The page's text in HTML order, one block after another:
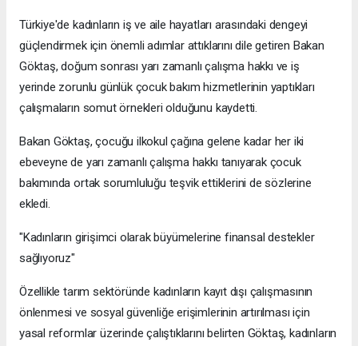
Türkiye'de kadınların iş ve aile hayatları arasındaki dengeyi
güçlendirmek için önemli adımlar attıklarını dile getiren Bakan
Göktaş, doğum sonrası yarı zamanlı çalışma hakkı ve iş
yerinde zorunlu günlük çocuk bakım hizmetlerinin yaptıkları
çalışmaların somut örnekleri olduğunu kaydetti.
Bakan Göktaş, çocuğu ilkokul çağına gelene kadar her iki
ebeveyne de yarı zamanlı çalışma hakkı tanıyarak çocuk
bakımında ortak sorumluluğu teşvik ettiklerini de sözlerine
ekledi.
"Kadınların girişimci olarak büyümelerine finansal destekler
sağlıyoruz"
Özellikle tarım sektöründe kadınların kayıt dışı çalışmasının
önlenmesi ve sosyal güvenliğe erişimlerinin artırılması için
yasal reformlar üzerinde çalıştıklarını belirten Göktaş, kadınların